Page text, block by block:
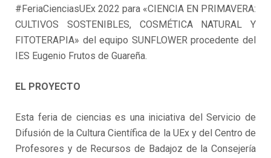
#FeriaCienciasUEx 2022 para «CIENCIA EN PRIMAVERA:
CULTIVOS SOSTENIBLES, COSMÉTICA NATURAL Y
FITOTERAPIA» del equipo SUNFLOWER procedente del
IES Eugenio Frutos de Guareña.
EL PROYECTO
Esta feria de ciencias es una iniciativa del Servicio de
Difusión de la Cultura Científica de la UEx y del Centro de
Profesores y de Recursos de Badajoz de la Consejería